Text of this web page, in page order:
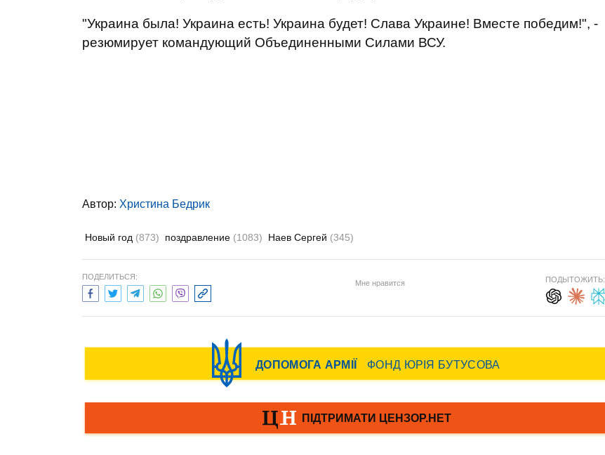
"Украина была! Украина есть! Украина будет! Слава Украине! Вместе победим!", -
резюмирует командующий Объединенными Силами ВСУ.
Автор: Христина Бедрик
Новый год (873) поздравление (1083) Наев Сергей (345)
ПОДЕЛИТЬСЯ:
Мне нравится ПОДЫТОЖИТЬ: